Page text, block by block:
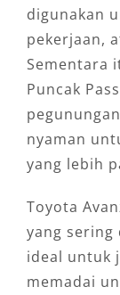
digunakan
pekerjaan,
Sementara
Puncak
nyaman
yang lebih
Toyota
yang sering
ideal untuk
memadai